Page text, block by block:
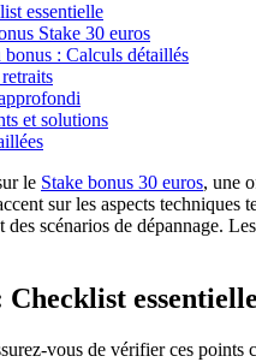
essentielle
Stake 30 euros
bonus : Calculs détaillés
et solutions
le Stake bonus 30 euros, une
sur les aspects
scénarios de dépannage.
essentielle
vous de vérifier ces